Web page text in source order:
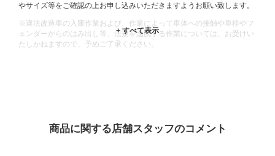
やサイズ等をご確認の上お申し込みいただきますようお願い致します。
※違法改造車の入庫作業および、作業によって車体への接触や車枠やフ
ェンダーからのはみ出し等、法規を逸脱する作業については、お受けい
たしかねますので、予めご了承ください。
商品に関する店舗スタッフのコメント